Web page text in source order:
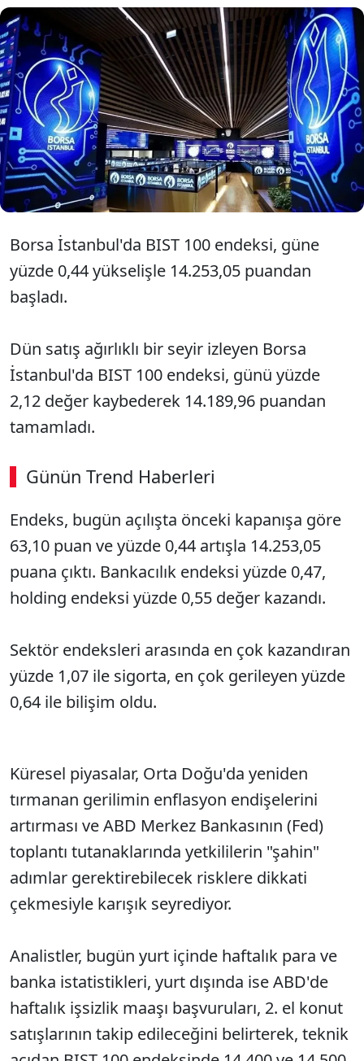
Borsa İstanbul BIST 100 endeksi
haftanın dördüncü işlem gününe
yüzde 0,44 yükselişle 14.253,05
puandan başladı.
Borsa İstanbul'da BIST 100 endeksi, güne
yüzde 0,44 yükselişle 14.253,05 puandan
başladı.
Dün satış ağırlıklı bir seyir izleyen Borsa
İstanbul'da BIST 100 endeksi, günü yüzde
2,12 değer kaybederek 14.189,96 puandan
tamamladı.
Günün Trend Haberleri
00:02 / 09:08
Sesi Aç
Endeks, bugün açılışta önceki kapanışa göre
63,10 puan ve yüzde 0,44 artışla 14.253,05
puana çıktı. Bankacılık endeksi yüzde 0,47,
holding endeksi yüzde 0,55 değer kazandı.
Sektör endeksleri arasında en çok kazandıran
yüzde 1,07 ile sigorta, en çok gerileyen yüzde
0,64 ile bilişim oldu.
Küresel piyasalar, Orta Doğu'da yeniden
tırmanan gerilimin enflasyon endişelerini
artırması ve ABD Merkez Bankasının (Fed)
toplantı tutanaklarında yetkililerin "şahin"
adımlar gerektirebilecek risklere dikkati
çekmesiyle karışık seyrediyor.
Analistler, bugün yurt içinde haftalık para ve
banka istatistikleri, yurt dışında ise ABD'de
haftalık işsizlik maaşı başvuruları, 2. el konut
satışlarının takip edileceğini belirterek, teknik